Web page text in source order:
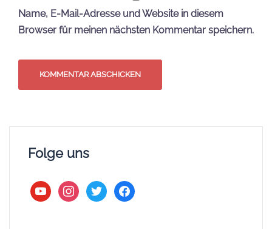
Name, E-Mail-Adresse und Website in diesem
Browser für meinen nächsten Kommentar speichern.
Folge uns
youtubeinstagram
twitter facebook